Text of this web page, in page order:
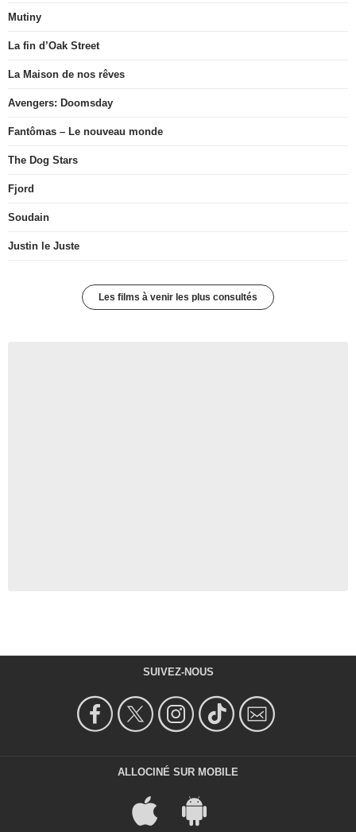
Mutiny
La fin d’Oak Street
La Maison de nos rêves
Avengers: Doomsday
Fantômas – Le nouveau monde
The Dog Stars
Fjord
Soudain
Justin le Juste
Les films à venir les plus consultés
SUIVEZ-NOUS
ALLOCINÉ SUR MOBILE